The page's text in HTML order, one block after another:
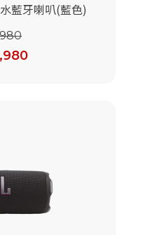
藍牙喇叭(藍色)